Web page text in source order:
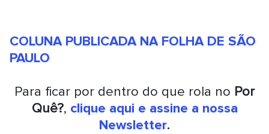
COLUNA PUBLICADA NA FOLHA DE SÃO
PAULO
Para ficar por dentro do que rola no Por
Quê?, clique aqui e assine a nossa
Newsletter.